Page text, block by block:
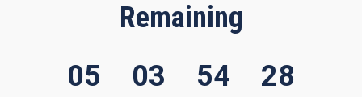
Remaining
26 seconds
05 03 54 27